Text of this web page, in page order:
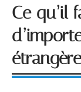
Ce qu’il